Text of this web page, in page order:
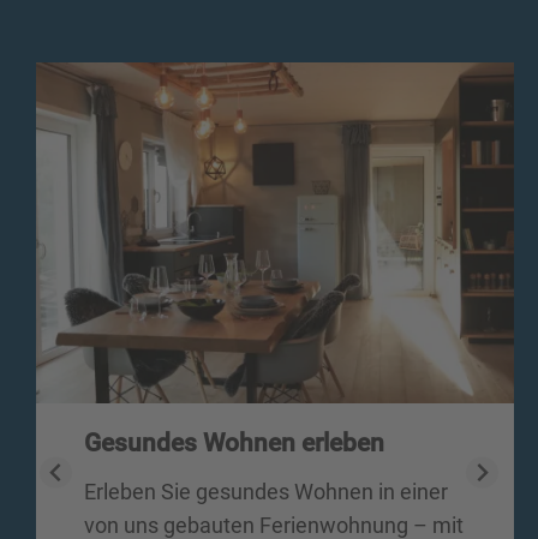
Gesundes Wohnen erleben
Erleben Sie gesundes Wohnen in einer
von uns gebauten Ferienwohnung – mit